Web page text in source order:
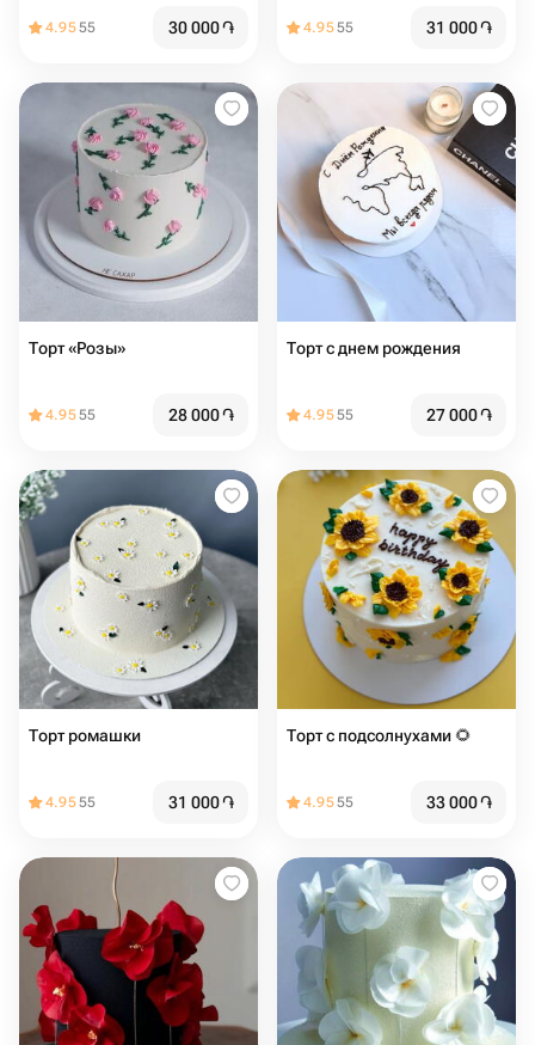
4.9555 30 000֏ 4.9555 31 000֏
Торт «Розы»
4.9555 28 000֏
Торт с днем рождения
4.9555 27 000֏
Торт ромашки
4.9555 31 000֏
Торт с подсолнухами 🌻
4.9555 33 000֏